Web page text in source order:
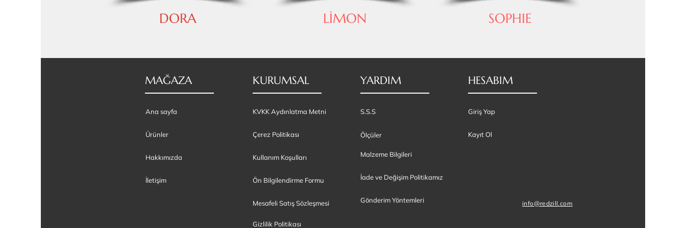
DORA LİMON SOPHIE
MAĞAZA
Ana sayfa
Ürünler
Hakkımızda
İletişim
KURUMSAL
KVKK Aydınlatma Metni
Çerez Politikası
Kullanım Koşulları
Ön Bilgilendirme Formu
Mesafeli Satış Sözleşmesi
YARDIM
S.S.S
Ölçüler
HESABIM
Giriş Yap
Kayıt Ol
Malzeme Bilgileri
İade ve Değişim Politikamız
Gönderim Yöntemleri info@redzill.com
Gizlilik Politikası